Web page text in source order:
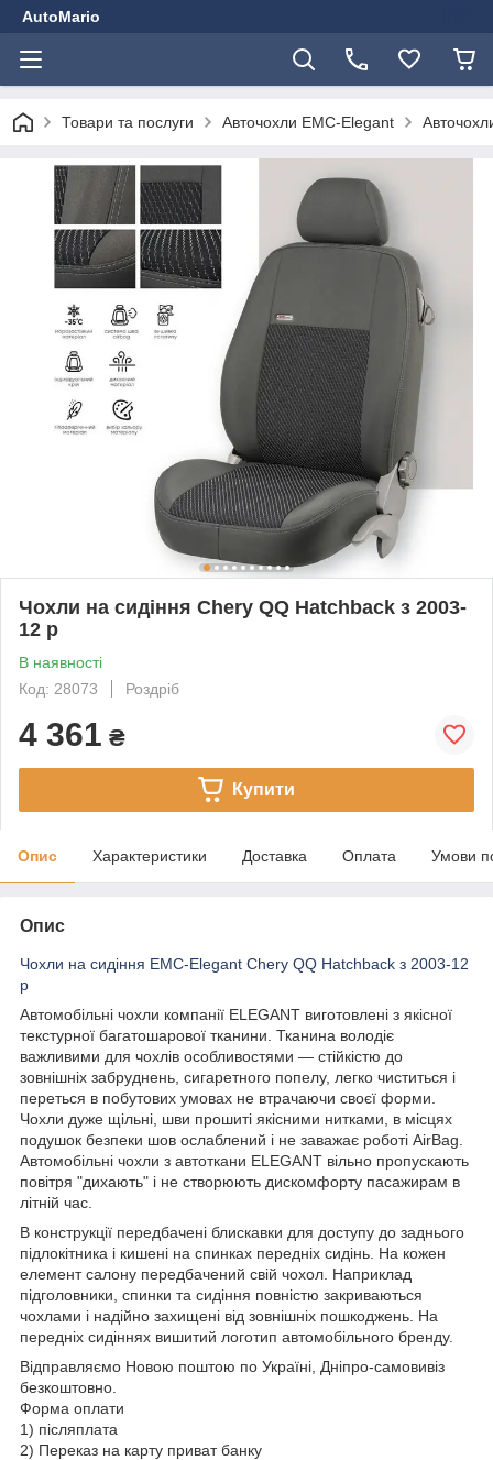
AutoMario
Товари та послуги Авточохли EMC-Elegant
Чохли на сидіння Chery QQ Hatchback з 2003-
12 р
В наявності
Код: 28073
Роздріб
4 361 ₴
Купити
Опис Характеристики Доставка Оплата Умови
Опис
Чохли на сидіння EMC-Elegant Chery QQ Hatchback з 2003-12
р
Автомобільні чохли компанії ELEGANT виготовлені з якісної
текстурної багатошарової тканини. Тканина володіє
важливими для чохлів особливостями — стійкістю до
зовнішніх забруднень, сигаретного попелу, легко чиститься і
переться в побутових умовах не втрачаючи своєї форми.
Чохли дуже щільні, шви прошиті якісними нитками, в місцях
подушок безпеки шов ослаблений і не заважає роботі AirBag.
Автомобільні чохли з автоткани ELEGANT вільно пропускають
повітря "дихають" і не створюють дискомфорту пасажирам в
літній час.
В конструкції передбачені блискавки для доступу до заднього
підлокітника і кишені на спинках передніх сидінь. На кожен
елемент салону передбачений свій чохол. Наприклад
підголовники, спинки та сидіння повністю закриваються
чохлами і надійно захищені від зовнішніх пошкоджень. На
передніх сидіннях вишитий логотип автомобільного бренду.
Відправляємо Новою поштою по Україні, Дніпро-самовивіз
безкоштовно.
Форма оплати
1) післяплата
2) Переказ на карту приват банку